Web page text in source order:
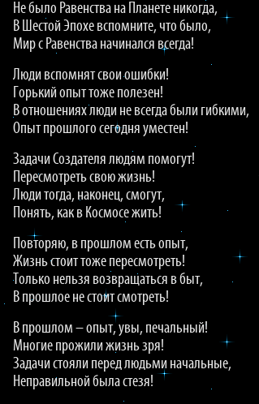
Не было Равенства на Планете никогда,
В Шестой Эпохе вспомните, что было,
Мир с Равенства начинался всегда!
Люди вспомнят свои ошибки!
Горький опыт тоже полезен!
В отношениях люди не всегда были гибкими,
Опыт прошлого сегодня уместен!
Задачи Создателя людям помогут!
Пересмотреть свою жизнь!
Люди тогда, наконец, смогут,
Понять, как в Космосе жить!
Повторяю, в прошлом есть опыт,
Жизнь стоит тоже пересмотреть!
Только нельзя возвращаться в быт,
В прошлое не стоит смотреть!
В прошлом – опыт, увы, печальный!
Многие прожили жизнь зря!
Задачи стояли перед людьми начальные,
Неправильной была стезя!